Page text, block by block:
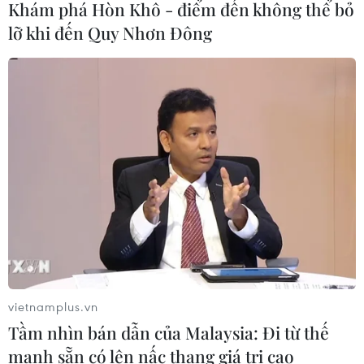
Xem thêm
CƠ QUAN CHỦ QUẢN: THÔNG TẤN XÃ VIỆT NAM
Tổng Biên tập: TRẦN TIẾN DUẨN
Phó Tổng Biên tập: NGUYỄN THỊ TÁM, KHÚC THANH
Sở hữu trí tuệ
Quy định sử dụng
RSS
Ngôn ngữ
TTXVN
Khám phá Hòn Khô - điểm đến không thể bỏ
lỡ khi đến Quy Nhơn Đông
vietnamplus.vn
Tầm nhìn bán dẫn của Malaysia: Đi từ thế
mạnh sẵn có lên nấc thang giá trị cao